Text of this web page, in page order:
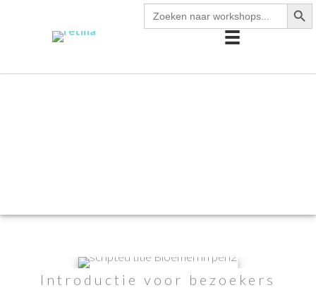
Zoek
naar:
inhoud
Introductie voor bezoekers